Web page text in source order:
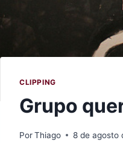
CLIPPING
Grupo
PorThiago 8 de agosto